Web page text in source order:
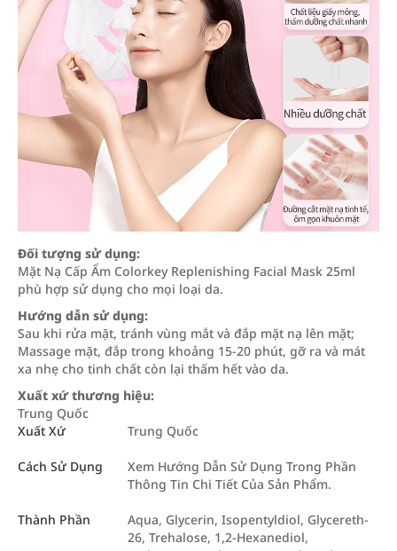
Đối tượng sử dụng:
Mặt Nạ Cấp Ẩm Colorkey Replenishing Facial Mask 25ml
phù hợp sử dụng cho mọi loại da.
Hướng dẫn sử dụng:
Sau khi rửa mặt, tránh vùng mắt và đắp mặt nạ lên mặt;
Massage mặt, đắp trong khoảng 15-20 phút, gỡ ra và mát
xa nhẹ cho tinh chất còn lại thấm hết vào da.
Xuất xứ thương hiệu:
Trung Quốc
Xuất Xứ
Trung Quốc
Cách Sử Dụng
Xem Hướng Dẫn Sử Dụng Trong Phần
Thông Tin Chi Tiết Của Sản Phẩm.
Thành Phần
Aqua, Glycerin, Isopentyldiol, Glycereth-
26, Trehalose, 1,2-Hexanediol,